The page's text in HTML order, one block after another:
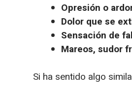
Opresión o
Dolor que se
Sensación de
Mareos, sudor
Si ha sentido algo